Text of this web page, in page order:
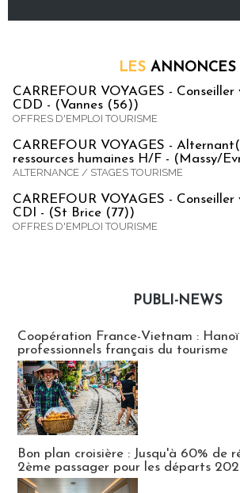
LES ANNONCES
CARREFOUR VOYAGES - Conseiller
CDD - (Vannes (56))
OFFRES D'EMPLOI TOURISME
CARREFOUR VOYAGES -
ressources humaines H/F - (Massy/
ALTERNANCE / STAGES TOURISME
CARREFOUR VOYAGES - Conseiller
CDI - (St Brice (77))
OFFRES D'EMPLOI TOURISME
PUBLI-NEWS
Coopération France-Vietnam :
professionnels français du tourisme
Bon plan croisière : Jusqu'à 60% de
2ème passager pour les départs